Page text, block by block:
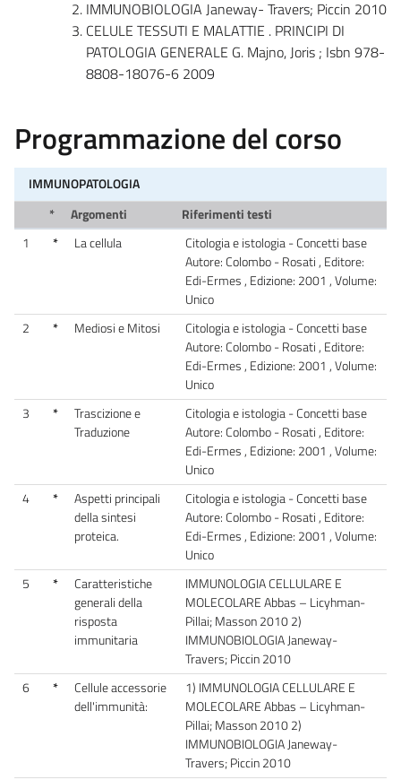
IMMUNOBIOLOGIA Janeway- Travers; Piccin 2010
CELULE TESSUTI E MALATTIE . PRINCIPI DI
PATOLOGIA GENERALE G. Majno, Joris ; Isbn 978-
8808-18076-6 2009
Programmazione del corso
IMMUNOPATOLOGIA
*
Argomenti
Riferimenti testi
1
* La cellula
Citologia e istologia - Concetti base
Autore: Colombo - Rosati , Editore:
Edi-Ermes , Edizione: 2001 , Volume:
Unico
2
* Mediosi e Mitosi
Citologia e istologia - Concetti base
Autore: Colombo - Rosati , Editore:
Edi-Ermes , Edizione: 2001 , Volume:
Unico
3
*
Trascizione e
Traduzione
Citologia e istologia - Concetti base
Autore: Colombo - Rosati , Editore:
Edi-Ermes , Edizione: 2001 , Volume:
Unico
4
*
Aspetti principali
della sintesi
proteica.
Citologia e istologia - Concetti base
Autore: Colombo - Rosati , Editore:
Edi-Ermes , Edizione: 2001 , Volume:
Unico
5
*
Caratteristiche
generali della
risposta
immunitaria
IMMUNOLOGIA CELLULARE E
MOLECOLARE Abbas – Licyhman-
Pillai; Masson 2010 2)
IMMUNOBIOLOGIA Janeway-
Travers; Piccin 2010
6
*
Cellule accessorie
dell'immunità:
1) IMMUNOLOGIA CELLULARE E
MOLECOLARE Abbas – Licyhman-
Pillai; Masson 2010 2)
IMMUNOBIOLOGIA Janeway-
Travers; Piccin 2010